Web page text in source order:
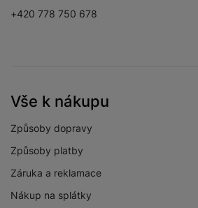
+420 778 750 678
Vše k nákupu
Způsoby dopravy
Způsoby platby
Záruka a reklamace
Nákup na splátky